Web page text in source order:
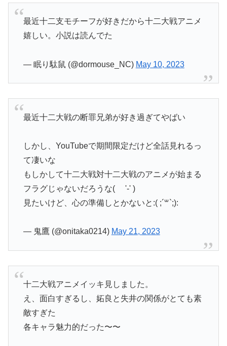
最近十二支モチーフが好きだから十二大戦アニメ
嬉しい。小説は読んでた
— 眠り駄鼠 (@dormouse_NC) May 10, 2023
最近十二大戦の断罪兄弟が好き過ぎてやばい
しかし、YouTubeで期間限定だけど全話見れるっ
て凄いな
もしかして十二大戦対十二大戦のアニメが始まる
フラグじゃないだろうな( '-' )
見たいけど、心の準備しとかないと:( ;´꒳`;):
— 鬼鷹 (@onitaka0214) May 21, 2023
十二大戦アニメイッキ見しました。
え、面白すぎるし、妬良と失井の関係がとても素
敵すぎた
各キャラ魅力的だった〜〜